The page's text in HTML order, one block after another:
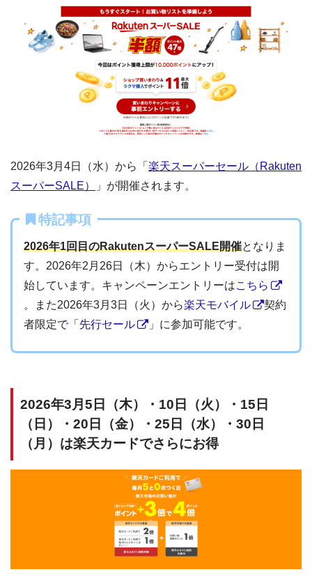
2026年3月4日（水）から「 楽天スーパーセール（Rakuten
スーパーSALE）
」が開催されます。
特記事項
2026年1回目のRakutenスーパーSALE開催となりま
す。2026年2月26日（木）からエントリー受付は開
始しています。キャンペーンエントリーはこちら
。また2026年3月3日（火）から楽天モバイル
契約
者限定で「 先行セール 」に参加可能です。
2026年3月5日（木）・10日（火）・15日
（日）・20日（金）・25日（水）・30日
（月）は楽天カードでさらにお得